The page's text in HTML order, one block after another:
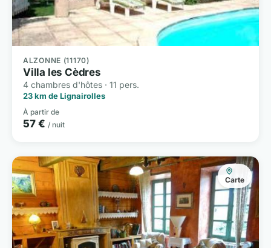
ALZONNE (11170)
Villa les Cèdres
4 chambres d'hôtes · 11 pers.
23 km de Lignairolles
À partir de
57 € / nuit
Carte